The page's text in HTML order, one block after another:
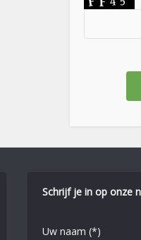
Schrijf je in op onze
Uw naam (*)